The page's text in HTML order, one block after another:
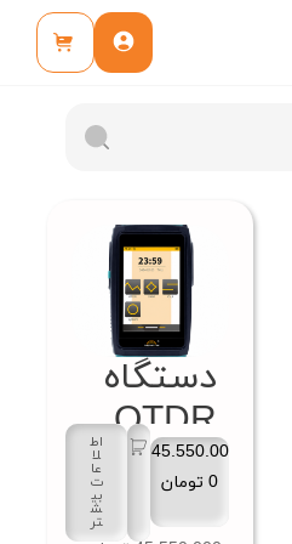
دستگاه
OTDR
پنج کاره
ZS1000
45.550.00
0 تومان
اط
لا
عا
ت
بی
ش
تر